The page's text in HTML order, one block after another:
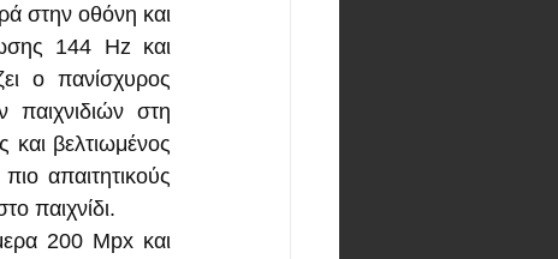
στην οθόνη και
144 Hz και
ο πανίσχυρος
στη
βελτιωμένος
απαιτητικούς
παιχνίδι.
200 Mpx και